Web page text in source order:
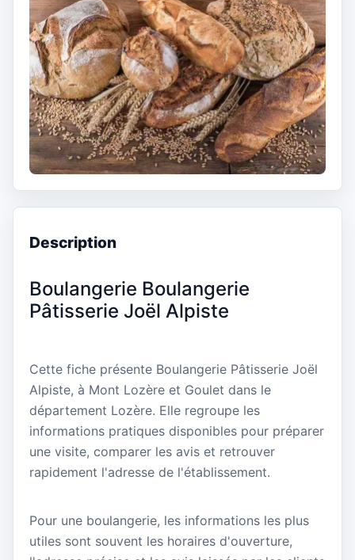
Description
Boulangerie Boulangerie
Pâtisserie Joël Alpiste
Cette fiche présente Boulangerie Pâtisserie Joël
Alpiste, à Mont Lozère et Goulet dans le
département Lozère. Elle regroupe les
informations pratiques disponibles pour préparer
une visite, comparer les avis et retrouver
rapidement l'adresse de l'établissement.
Pour une boulangerie, les informations les plus
utiles sont souvent les horaires d'ouverture,